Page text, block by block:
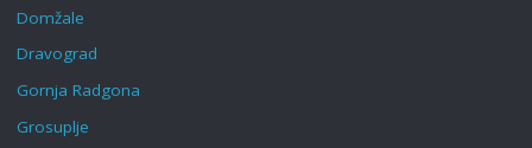
Domžale
Dravograd
Gornja Radgona
Grosuplje